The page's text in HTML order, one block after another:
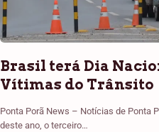
Brasil terá Dia
Vítimas do Trânsito
Ponta Porã News – Notícias de Ponta
deste ano, o terceiro…